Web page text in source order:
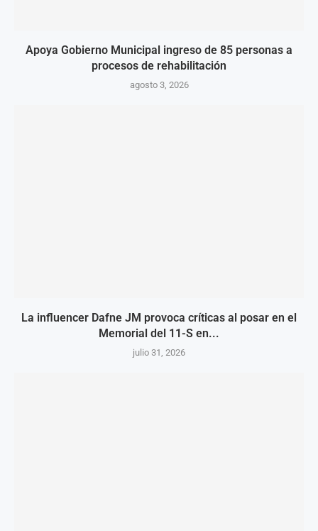
Apoya Gobierno Municipal ingreso de 85 personas a
procesos de rehabilitación
agosto 3, 2026
La influencer Dafne JM provoca críticas al posar en el
Memorial del 11-S en...
julio 31, 2026